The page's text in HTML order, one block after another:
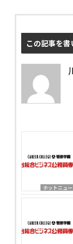
この記事を書
ホットニュー